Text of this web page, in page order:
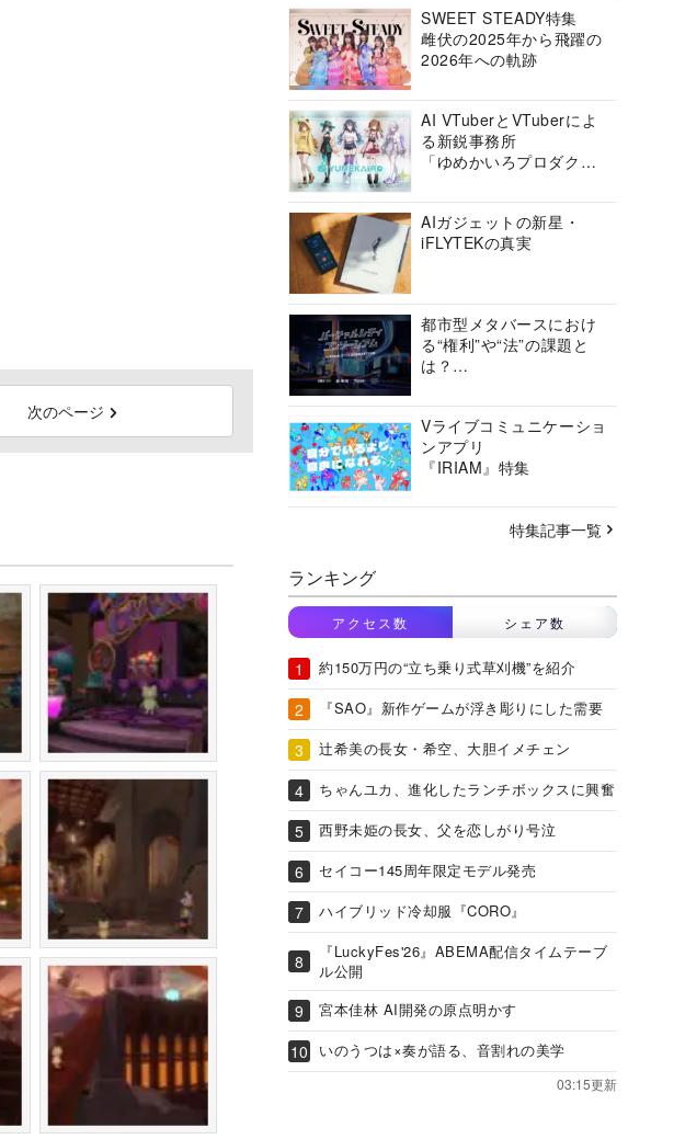
次のページ
SWEET STEADY特集
雌伏の2025年から飛躍の
2026年への軌跡
AI VTuberとVTuberによ
る新鋭事務所
「ゆめかいろプロダクシ
AIガジェットの新星・
iFLYTEKの真実
都市型メタバースにおけ
る“権利”や“法”の課題と
は？
ーシアムの挑戦に迫る
Vライブコミュニケーショ
ンアプリ
『IRIAM』特集
特集記事一覧
ランキング
アクセス数 シェア数
約150万円の“立ち乗り式草刈機”を紹介
『SAO』新作ゲームが浮き彫りにした需要
辻希美の長女・希空、大胆イメチェン
ちゃんユカ、進化したランチボックスに興奮
西野未姫の長女、父を恋しがり号泣
セイコー145周年限定モデル発売
ハイブリッド冷却服『CORO』
『LuckyFes'26』ABEMA配信タイムテーブ
ル公開
宮本佳林 AI開発の原点明かす
いのうつは×奏が語る、音割れの美学
03:15更新